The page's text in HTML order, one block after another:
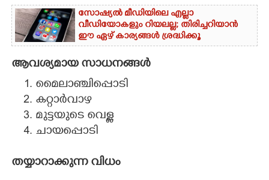
സോഷ്യൽ മീഡിയിലെ എല്ലാ
വീഡിയോകളും റിയലല്ല; തിരിച്ചറിയാൻ
ഈ ഏഴ് കാര്യങ്ങൾ ശ്രദ്ധിക്കൂ
ആവശ്യമായ സാധനങ്ങൾ
മെെലാഞ്ചിപ്പൊടി
കറ്റാർവാഴ
മുട്ടയുടെ വെള്ള
ചായപ്പൊടി
തയ്യാറാക്കുന്ന വിധം